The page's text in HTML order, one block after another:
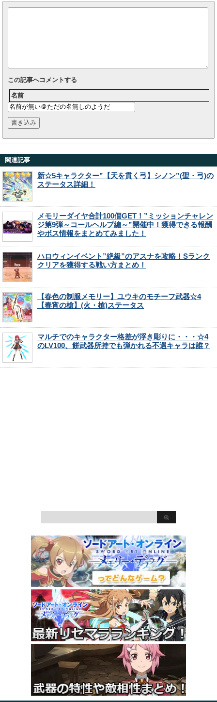
この記事へコメントする
名前
関連記事
新☆5キャラクター”【天を貫く弓】シノン”(聖・弓)の
ステータス詳細！
メモリーダイヤ合計100個GET！”ミッションチャレン
ジ第9弾～コールヘルプ編～”開催中！獲得できる報酬
やボス情報をまとめてみました！
ハロウィンイベント”絶級”のアスナを攻略！Sランク
クリアを獲得する戦い方まとめ！
【春色の制服メモリー】ユウキのモチーフ武器☆4
【春宵の槍】(火・槍)ステータス
マルチでのキャラクター格差が浮き彫りに・・・☆4
のLV100、餅武器所持でも弾かれる不遇キャラは誰？